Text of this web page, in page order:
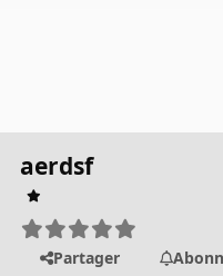
aerdsf
Partager